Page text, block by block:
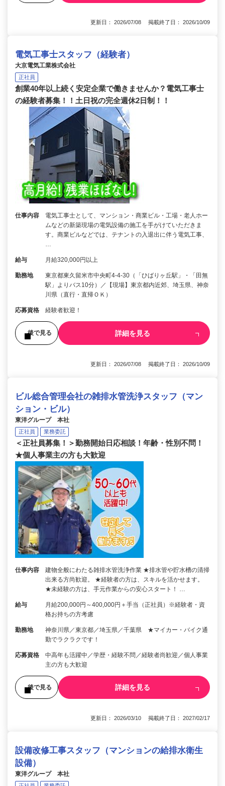
更新日： 2026/07/08 掲載終了日： 2026/10/09
電気工事士スタッフ（経験者）
大京電気工業株式会社
正社員
創業40年以上続く安定企業で働きませんか？電気工事士
の経験者募集！！土日祝の完全週休2日制！！
仕事内容
電気工事士として、マンション・商業ビル・工場・老人ホー
ムなどの新築現場の電気設備の施工を手がけていただきま
す。商業ビルなどでは、テナントの入退出に伴う電気工事、
…
給与 月給320,000円以上
勤務地
東京都東久留米市中央町4-4-30（「ひばりヶ丘駅」・「田無
駅」よりバス10分）／【現場】東京都内近郊、埼玉県、神奈
川県（直行・直帰ＯＫ）
応募資格 経験者歓迎！
後で見る 詳細を見る
更新日： 2026/07/08 掲載終了日： 2026/10/09
ビル総合管理会社の雑排水管洗浄スタッフ（マン
ション・ビル）
東洋グループ 本社
正社員 業務委託
＜正社員募集！＞勤務開始日応相談！年齢・性別不問！
★個人事業主の方も大歓迎
仕事内容
建物全般にわたる雑排水管洗浄作業 ★排水管や貯水槽の清掃
出来る方尚歓迎。 ★経験者の方は、スキルを活かせます。
★未経験の方は、手元作業からの安心スタート！ …
給与
月給200,000円～400,000円＋手当（正社員）※経験者・資
格お持ちの方考慮
勤務地
神奈川県／東京都／埼玉県／千葉県 ★マイカー・バイク通
勤でラクラクです！
応募資格
中高年も活躍中／学歴・経験不問／経験者尚歓迎／個人事業
主の方も大歓迎
後で見る 詳細を見る
更新日： 2026/03/10 掲載終了日： 2027/02/17
設備改修工事スタッフ（マンションの給排水衛生
設備）
東洋グループ 本社